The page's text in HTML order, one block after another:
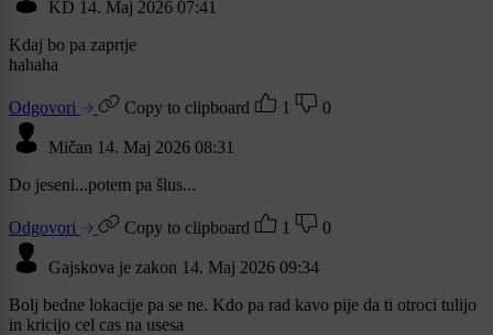
KD 14. Maj 2026 07:41
Kdaj bo pa zaprtje
hahaha
Odgovori Copy to clipboard 1 0
Mičan 14. Maj 2026 08:31
Do jeseni...potem pa šlus...
Odgovori Copy to clipboard 1 0
Gajskova je zakon 14. Maj 2026 09:34
Bolj bedne lokacije pa se ne. Kdo pa rad kavo pije da ti otroci tulijo
in kricijo cel cas na usesa